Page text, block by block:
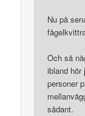
Nu på
Och så
ibland
personer
sådant.